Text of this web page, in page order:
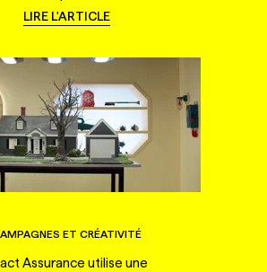
LIRE L'ARTICLE
ET CRÉATIVITÉ
Assurance utilise une